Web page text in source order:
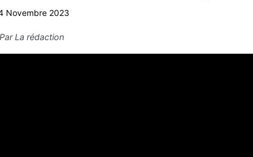
Novembre 2023
ParLa rédaction